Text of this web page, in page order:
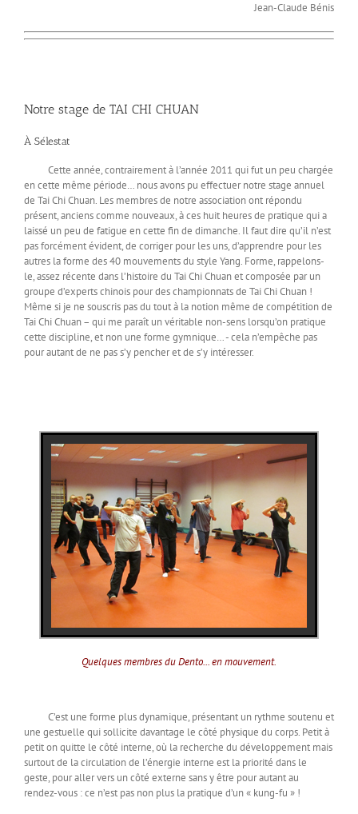
Jean-Claude Bénis
Notre stage de TAI CHI CHUAN
À Sélestat
Cette année, contrairement à l’année 2011 qui fut un peu chargée
en cette même période… nous avons pu effectuer notre stage annuel
de Tai Chi Chuan. Les membres de notre association ont répondu
présent, anciens comme nouveaux, à ces huit heures de pratique qui a
laissé un peu de fatigue en cette fin de dimanche. Il faut dire qu’il n’est
pas forcément évident, de corriger pour les uns, d’apprendre pour les
autres la forme des 40 mouvements du style Yang. Forme, rappelons-
le, assez récente dans l’histoire du Tai Chi Chuan et composée par un
groupe d’experts chinois pour des championnats de Tai Chi Chuan !
Même si je ne souscris pas du tout à la notion même de compétition de
Tai Chi Chuan – qui me paraît un véritable non-sens lorsqu’on pratique
cette discipline, et non une forme gymnique… - cela n’empêche pas
pour autant de ne pas s’y pencher et de s’y intéresser.
Quelques membres du Dento... en mouvement.
C’est une forme plus dynamique, présentant un rythme soutenu et
une gestuelle qui sollicite davantage le côté physique du corps. Petit à
petit on quitte le côté interne, où la recherche du développement mais
surtout de la circulation de l’énergie interne est la priorité dans le
geste, pour aller vers un côté externe sans y être pour autant au
rendez-vous : ce n’est pas non plus la pratique d’un « kung-fu » !